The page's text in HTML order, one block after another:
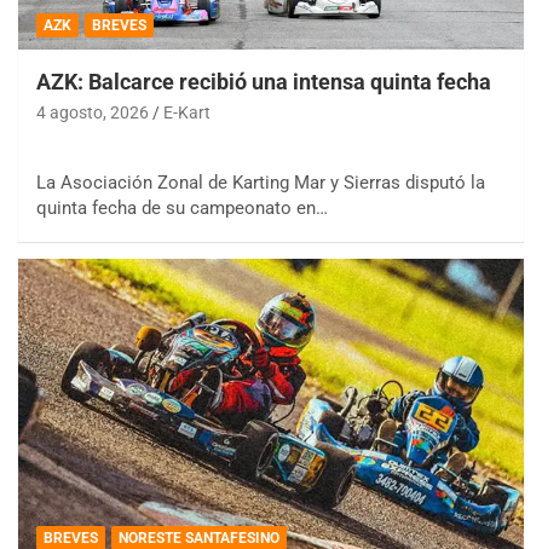
AZK BREVES
AZK: Balcarce recibió una intensa quinta fecha
4 agosto, 2026 E-Kart
La Asociación Zonal de Karting Mar y Sierras disputó la
quinta fecha de su campeonato en…
BREVES NORESTE SANTAFESINO